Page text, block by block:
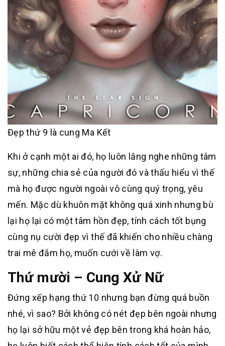
Đẹp thứ 9 là cung Ma Kết
Khi ở cạnh một ai đó, họ luôn lắng nghe những tâm
sự, những chia sẻ của người đó và thấu hiểu vì thế
mà họ được người ngoài vô cùng quý trọng, yêu
mến. Mặc dù khuôn mặt không quá xinh nhưng bù
lại họ lại có một tâm hồn đẹp, tính cách tốt bụng
cùng nụ cười đẹp vì thế đã khiến cho nhiều chàng
trai mê đắm họ, muốn cưới về làm vợ.
Thứ mười – Cung Xử Nữ
Đứng xếp hạng thứ 10 nhưng bạn đừng quá buồn
nhé, vì sao? Bởi không có nét đẹp bên ngoài nhưng
họ lại sở hữu một vẻ đẹp bên trong khá hoàn hảo,